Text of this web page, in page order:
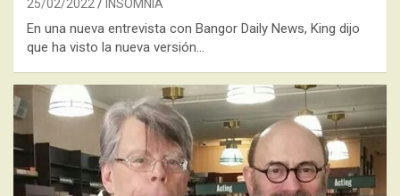
25/02/2022 INSOMNIA
En una nueva entrevista con Bangor Daily News, King dijo
que ha visto la nueva versión…